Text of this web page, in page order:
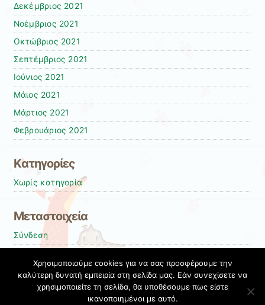
Δεκέμβριος 2021
Νοέμβριος 2021
Οκτώβριος 2021
Σεπτέμβριος 2021
Ιούνιος 2021
Μάιος 2021
Μάρτιος 2021
Φεβρουάριος 2021
Kατηγορίες
Χωρίς κατηγορία
Μεταστοιχεία
Σύνδεση
CommentsRSS
Εκπαιδευτικές Κοινότητες & Ιστολόγια ΠΣΔ
Χρησιμοποιούμε cookies για να σας προσφέρουμε την
καλύτερη δυνατή εμπειρία στη σελίδα μας. Εάν συνεχίσετε να
χρησιμοποιείτε τη σελίδα, θα υποθέσουμε πως είστε
ικανοποιημένοι με αυτό.